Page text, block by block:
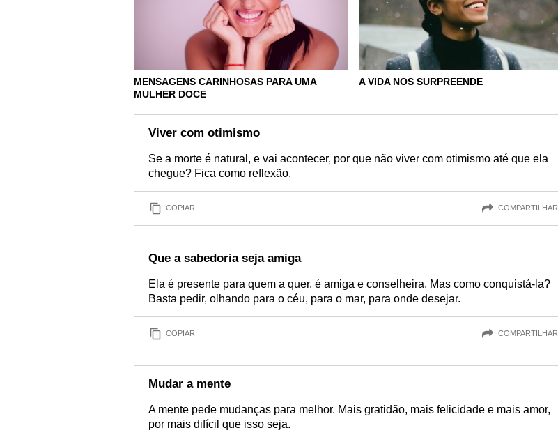
MENSAGENS CARINHOSAS PARA UMA
MULHER DOCE
A VIDA NOS SURPREENDE
Viver com otimismo
Se a morte é natural, e vai acontecer, por que não viver com otimismo até que ela
chegue? Fica como reflexão.
COPIAR COMPARTILHAR
Que a sabedoria seja amiga
Ela é presente para quem a quer, é amiga e conselheira. Mas como conquistá-la?
Basta pedir, olhando para o céu, para o mar, para onde desejar.
COPIAR COMPARTILHAR
Mudar a mente
A mente pede mudanças para melhor. Mais gratidão, mais felicidade e mais amor,
por mais difícil que isso seja.